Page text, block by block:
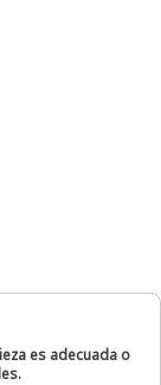
es adecuada o